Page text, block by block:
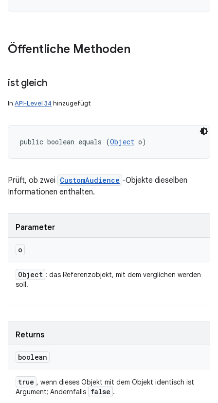
Öffentliche Methoden
ist gleich
In API-Level 34 hinzugefügt
public boolean equals (Object o)
Prüft, ob zwei CustomAudience -Objekte dieselben
Informationen enthalten.
Parameter
o
Object : das Referenzobjekt, mit dem verglichen werden
soll.
Returns
boolean
true , wenn dieses Objekt mit dem Objekt identisch ist
Argument; Andernfalls false .